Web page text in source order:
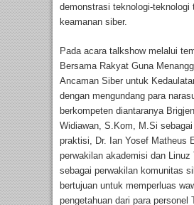
demonstrasi teknologi-teknologi
keamanan siber.
Pada acara talkshow melalui
Bersama Rakyat Guna
Ancaman Siber untuk
dengan mengundang para
berkompeten diantaranya
Widiawan, S.Kom, M.Si
praktisi, Dr. Ian Yosef Matheus
perwakilan akademisi dan Linuz
sebagai perwakilan komunitas
bertujuan untuk memperluas
pengetahuan dari para personel